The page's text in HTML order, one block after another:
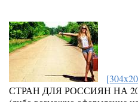
СТРАН ДЛЯ РОССИЯН НА